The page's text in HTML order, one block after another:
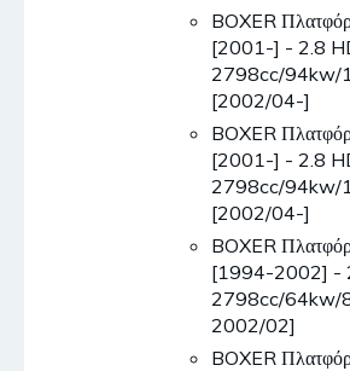
BOXER
[2001-] - 2.8
2798cc/94kw/
[2002/04-]
BOXER
[2001-] - 2.8
2798cc/94kw/
[2002/04-]
BOXER
[1994-2002] -
2798cc/64kw/
2002/02]
BOXER